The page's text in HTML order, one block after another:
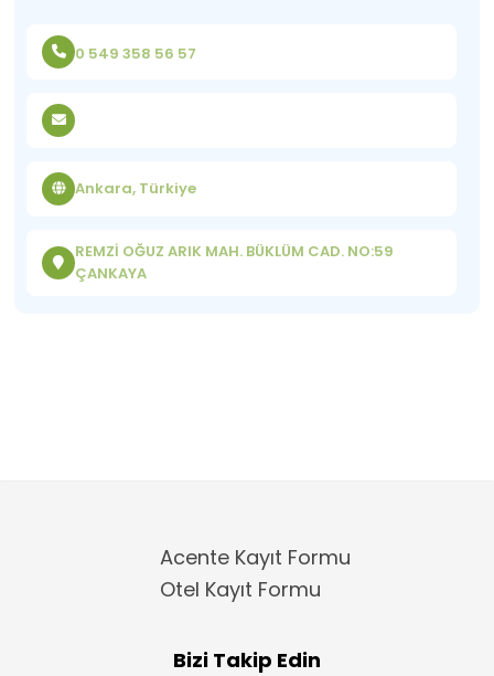
0 549 358 56 57
Ankara, Türkiye
REMZİ OĞUZ ARIK MAH. BÜKLÜM CAD. NO:59
ÇANKAYA
Acente Kayıt Formu
Otel Kayıt Formu
Bizi Takip Edin